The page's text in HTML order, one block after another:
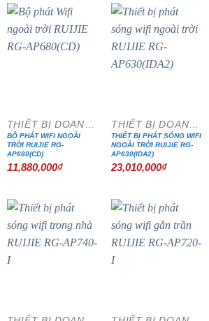
2,613,000₫.
BỘ PHÁT WIFI NGOÀI
TRỜI RUIJIE RG-
AP680(CD)
11,880,000₫
THIẾT BỊ PHÁT SÓNG WIFI
NGOÀI TRỜI RUIJIE RG-
AP630(IDA2)
23,010,000₫